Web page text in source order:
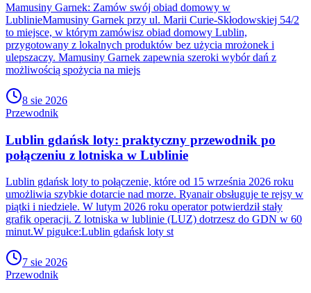
Mamusiny Garnek: Zamów swój obiad domowy w
LublinieMamusiny Garnek przy ul. Marii Curie-Skłodowskiej 54/2
to miejsce, w którym zamówisz obiad domowy Lublin,
przygotowany z lokalnych produktów bez użycia mrożonek i
ulepszaczy. Mamusiny Garnek zapewnia szeroki wybór dań z
możliwością spożycia na miejs
8 sie 2026
Przewodnik
Lublin gdańsk loty: praktyczny przewodnik po
połączeniu z lotniska w Lublinie
Lublin gdańsk loty to połączenie, które od 15 września 2026 roku
umożliwia szybkie dotarcie nad morze. Ryanair obsługuje te rejsy w
piątki i niedziele. W lutym 2026 roku operator potwierdził stały
grafik operacji. Z lotniska w lublinie (LUZ) dotrzesz do GDN w 60
minut.W pigułce:Lublin gdańsk loty st
7 sie 2026
Przewodnik